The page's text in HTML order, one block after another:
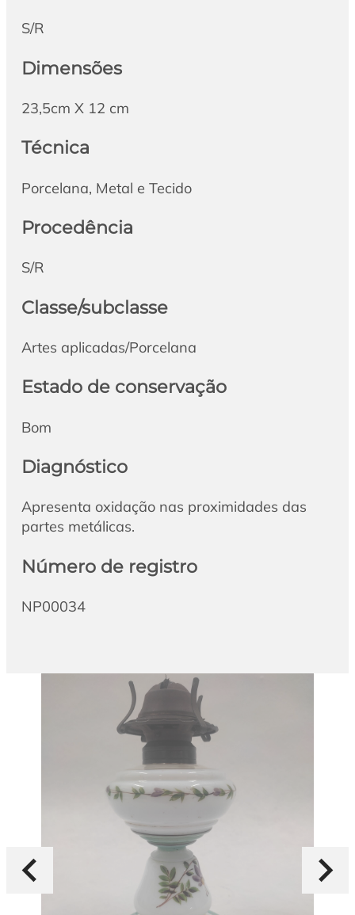
S/R
Dimensões
23,5cm X 12 cm
Técnica
Porcelana, Metal e Tecido
Procedência
S/R
Classe/subclasse
Artes aplicadas/Porcelana
Estado de conservação
Bom
Diagnóstico
Apresenta oxidação nas proximidades das
partes metálicas.
Número de registro
NP00034